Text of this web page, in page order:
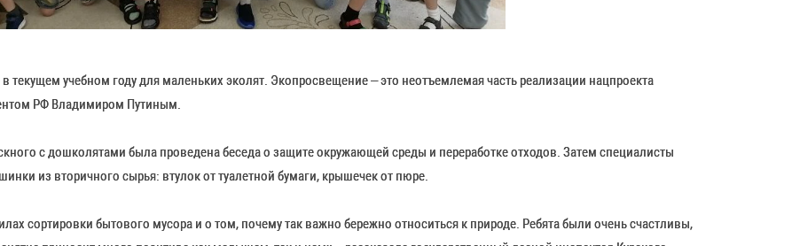
учебном году для маленьких эколят. Экопросвещение – это неотъемлемая часть реализации нацпроекта
РФ Владимиром Путиным.
с дошколятами была проведена беседа о защите окружающей среды и переработке отходов. Затем специалисты
из вторичного сырья: втулок от туалетной бумаги, крышечек от пюре.
сортировки бытового мусора и о том, почему так важно бережно относиться к природе. Ребята были очень счастливы,